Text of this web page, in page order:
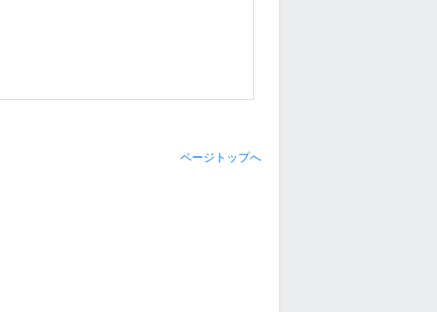
ページトップへ